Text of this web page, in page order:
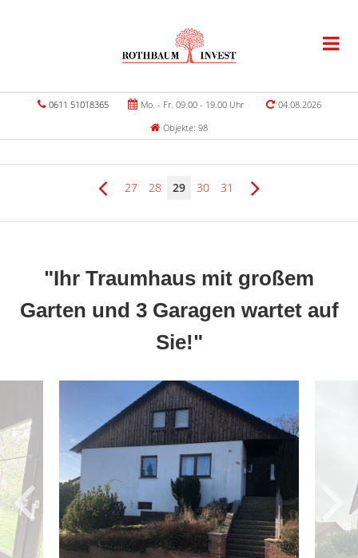
0611 51018365 Mo. - Fr. 09.00 - 19.00 Uhr
04.08.2026
Objekte: 98
27 28 29 30 31
"Ihr Traumhaus mit großem
Garten und 3 Garagen wartet auf
Sie!"